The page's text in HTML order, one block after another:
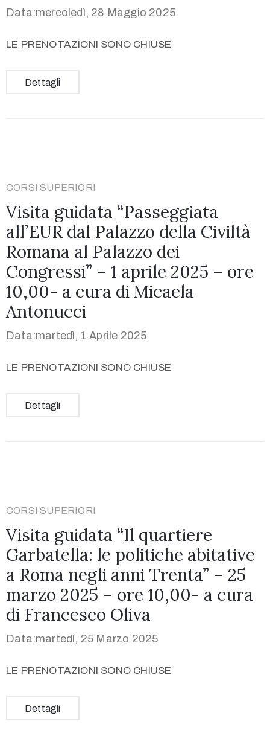
Data:mercoledì, 28 Maggio 2025
LE PRENOTAZIONI SONO CHIUSE
Dettagli
CORSI SUPERIORI
Visita guidata “Passeggiata
all’EUR dal Palazzo della Civiltà
Romana al Palazzo dei
Congressi” – 1 aprile 2025 – ore
10,00- a cura di Micaela
Antonucci
Data:martedì, 1 Aprile 2025
LE PRENOTAZIONI SONO CHIUSE
Dettagli
CORSI SUPERIORI
Visita guidata “Il quartiere
Garbatella: le politiche abitative
a Roma negli anni Trenta” – 25
marzo 2025 – ore 10,00- a cura
di Francesco Oliva
Data:martedì, 25 Marzo 2025
LE PRENOTAZIONI SONO CHIUSE
Dettagli